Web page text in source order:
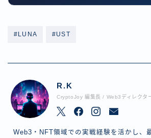
#LUNA #UST
R.K
CryptoJoy 編集長 / Web3ディレクタ
Web3・NFT領域での実戦経験を活かし、